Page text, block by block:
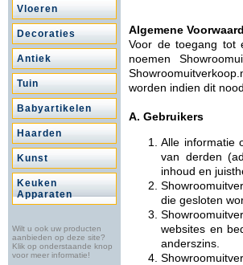
Vloeren
Decoraties
Antiek
Tuin
Babyartikelen
Haarden
Kunst
Keuken
Apparaten
Wilt u ook uw producten
aanbieden op deze site?
Klik op onderstaande knop
voor meer informatie!
Algemene
Voor de toegang
noemen
worden indien dit
A. Gebruikers
Alle informatie
van derden
inhoud en
die gesloten
websites en
anderszins.